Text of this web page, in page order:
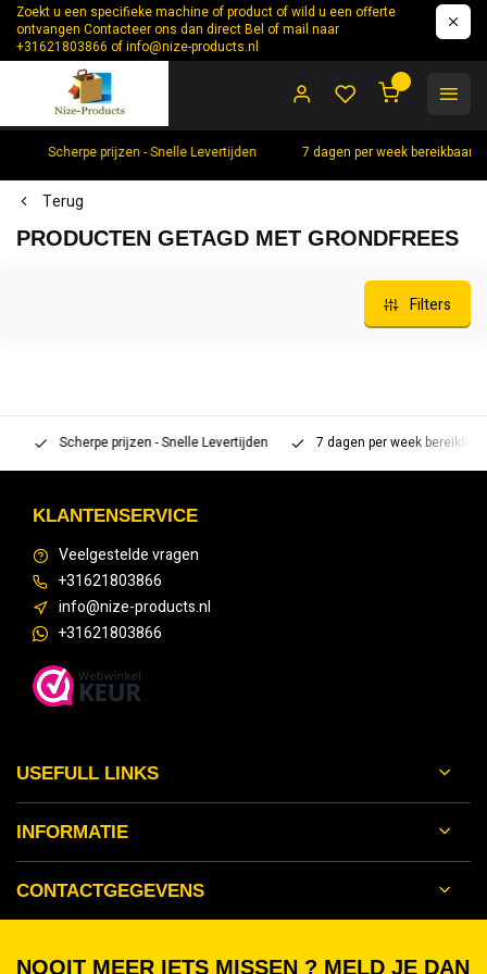
Zoekt u een specifieke machine of product of wild u een offerte
ontvangen Contacteer ons dan direct Bel of mail naar
+31621803866 ofinfo@nize-products.nl
Scherpe prijzen - Snelle Levertijden 7 dagen per week bereikbaar
Terug
PRODUCTEN GETAGD MET GRONDFREES
Filters
Scherpe prijzen - Snelle Levertijden 7 dagen per week bereikbaar
KLANTENSERVICE
Veelgestelde vragen
+31621803866
info@nize-products.nl
+31621803866
USEFULL LINKS
INFORMATIE
CONTACTGEGEVENS
NOOIT MEER IETS MISSEN ? MELD JE DAN